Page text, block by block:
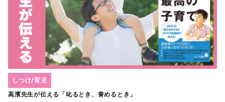
高濱先生が伝える「叱るとき、誉めるとき」
しつけ/育児